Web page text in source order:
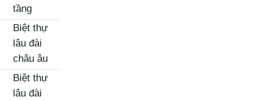
tầng
Biệt thự
lâu đài
châu âu
Biệt thự
lâu đài